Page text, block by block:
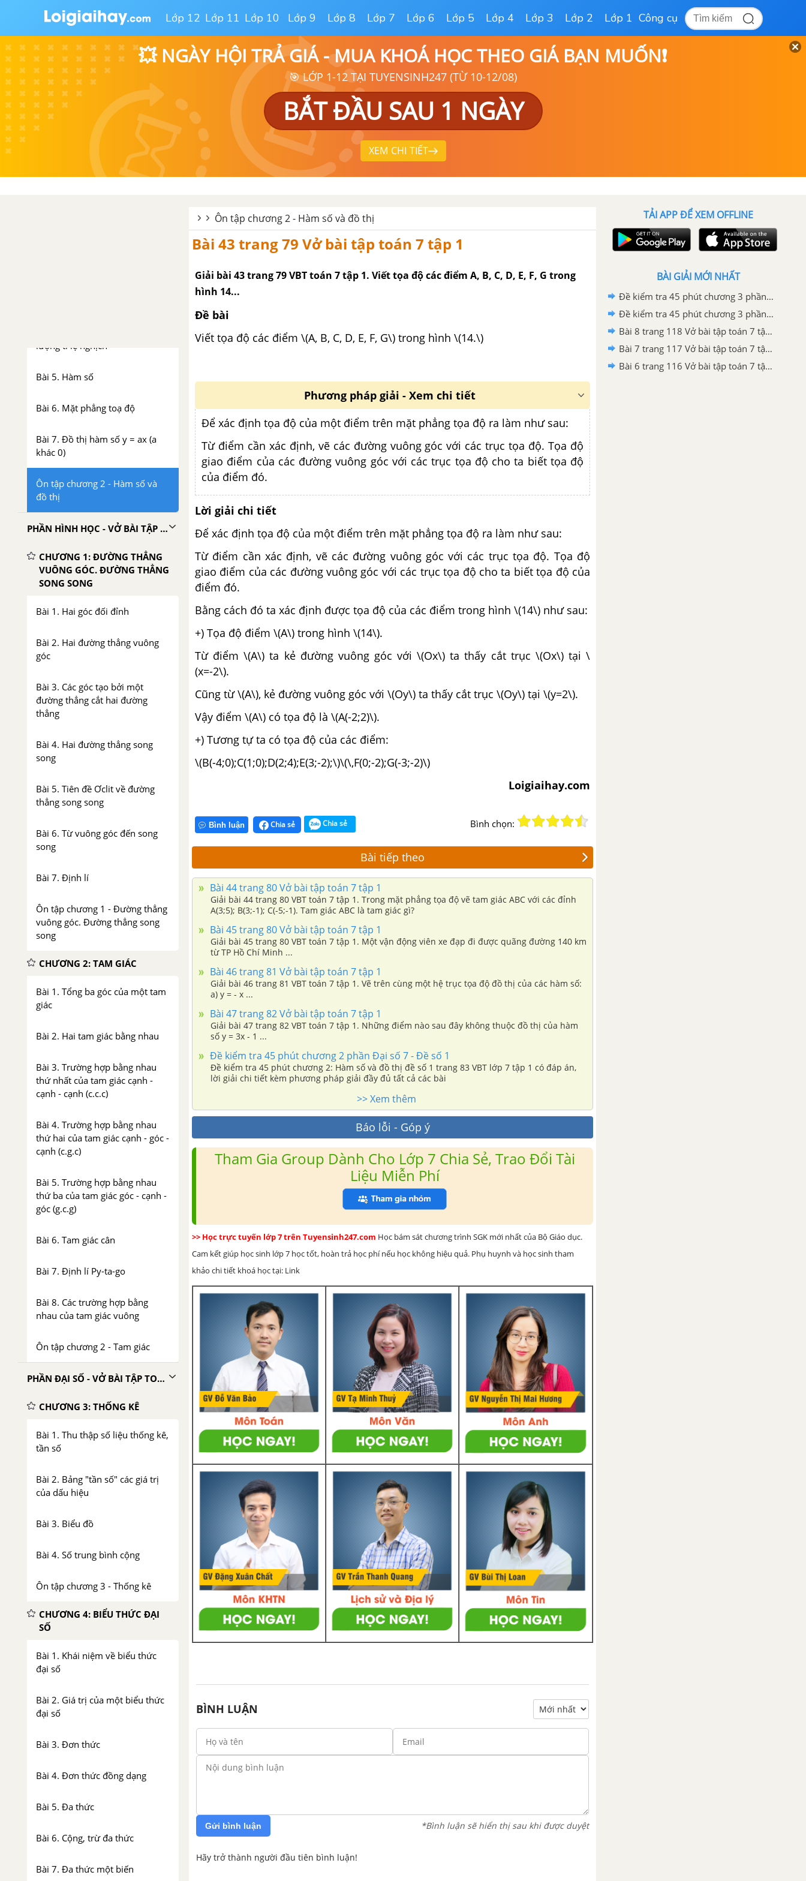
Lớp 12 Lớp 11 Lớp 10 Lớp 9 Lớp 8 Lớp 7 Lớp 6 Lớp 5 Lớp 4 Lớp 3 Lớp 2 Lớp 1 Công cụ
💥 NGÀY HỘI TRẢ GIÁ - MUA KHOÁ HỌC THEO GIÁ BẠN MUỐN❗
🎯 LỚP 1-12 TẠI TUYENSINH247 (TỪ 10-12/08)
BẮT ĐẦU SAU 1 NGÀY
XEM CHI TIẾT
Bài 10. Làm tròn số
Bài 11. Số vô tỉ. Khái niệm về
căn bậc hai
Bài 12. Số thực
Ôn tập chương 1 - Số hữu tỉ - Số
lượng tỉ lệ nghịch
Bài 5. Hàm số
Bài 6. Mặt phẳng toạ độ
Bài 7. Đồ thị hàm số y = ax (a
khác 0)
Ôn tập chương 2 - Hàm số và
đồ thị
PHẦN HÌNH HỌC - VỞ BÀI TẬP TOÁN 7 TẬP 1
CHƯƠNG 1: ĐƯỜNG THẲNG
VUÔNG GÓC. ĐƯỜNG THẲNG
SONG SONG
Bài 1. Hai góc đối đỉnh
Bài 2. Hai đường thẳng vuông
góc
Bài 3. Các góc tạo bởi một
đường thẳng cắt hai đường
thẳng
Bài 4. Hai đường thẳng song
song
Bài 5. Tiên đề Ơclit về đường
thẳng song song
Bài 6. Từ vuông góc đến song
song
Bài 7. Định lí
Ôn tập chương 1 - Đường thẳng
vuông góc. Đường thẳng song
song
CHƯƠNG 2: TAM GIÁC
Bài 1. Tổng ba góc của một tam
giác
Bài 2. Hai tam giác bằng nhau
Bài 3. Trường hợp bằng nhau
thứ nhất của tam giác cạnh -
cạnh - cạnh (c.c.c)
Bài 4. Trường hợp bằng nhau
thứ hai của tam giác cạnh - góc -
cạnh (c.g.c)
Bài 5. Trường hợp bằng nhau
thứ ba của tam giác góc - cạnh -
góc (g.c.g)
Bài 6. Tam giác cân
Bài 7. Định lí Py-ta-go
Bài 8. Các trường hợp bằng
nhau của tam giác vuông
Ôn tập chương 2 - Tam giác
PHẦN ĐẠI SỐ - VỞ BÀI TẬP TOÁN 7 TẬP 2
CHƯƠNG 3: THỐNG KÊ
Bài 1. Thu thập số liệu thống kê,
tần số
Bài 2. Bảng "tần số" các giá trị
của dấu hiệu
Bài 3. Biểu đồ
Bài 4. Số trung bình cộng
Ôn tập chương 3 - Thống kê
CHƯƠNG 4: BIỂU THỨC ĐẠI
SỐ
Bài 1. Khái niệm về biểu thức
đại số
Bài 2. Giá trị của một biểu thức
đại số
Bài 3. Đơn thức
Bài 4. Đơn thức đồng dạng
Bài 5. Đa thức
Bài 6. Cộng, trừ đa thức
Bài 7. Đa thức một biến
Ôn tập chương 2 - Hàm số và đồ thị
Bài 43 trang 79 Vở bài tập toán 7 tập 1
Giải bài 43 trang 79 VBT toán 7 tập 1. Viết tọa độ các điểm A, B, C, D, E, F, G trong
hình 14...
Đề bài
Viết tọa độ các điểm \(A, B, C, D, E, F, G\) trong hình \(14.\)
Phương pháp giải - Xem chi tiết
Để xác định tọa độ của một điểm trên mặt phẳng tọa độ ra làm như sau:
Từ điểm cần xác định, vẽ các đường vuông góc với các trục tọa độ. Tọa độ
giao điểm của các đường vuông góc với các trục tọa độ cho ta biết tọa độ
của điểm đó.
Lời giải chi tiết
Để xác định tọa độ của một điểm trên mặt phẳng tọa độ ra làm như sau:
Từ điểm cần xác định, vẽ các đường vuông góc với các trục tọa độ. Tọa độ
giao điểm của các đường vuông góc với các trục tọa độ cho ta biết tọa độ của
điểm đó.
Bằng cách đó ta xác định được tọa độ của các điểm trong hình \(14\) như sau:
+) Tọa độ điểm \(A\) trong hình \(14\).
Từ điểm \(A\) ta kẻ đường vuông góc với \(Ox\) ta thấy cắt trục \(Ox\) tại \
(x=-2\).
Cũng từ \(A\), kẻ đường vuông góc với \(Oy\) ta thấy cắt trục \(Oy\) tại \(y=2\).
Vậy điểm \(A\) có tọa độ là \(A(-2;2)\).
+) Tương tự ta có tọa độ của các điểm:
\(B(-4;0);C(1;0);D(2;4);E(3;-2);\)\(\,F(0;-2);G(-3;-2)\)
Loigiaihay.com
Bình luận Chia sẻ Chia sẻ Bình chọn:
Bài tiếp theo
Bài 44 trang 80 Vở bài tập toán 7 tập 1
Giải bài 44 trang 80 VBT toán 7 tập 1. Trong mặt phẳng tọa độ vẽ tam giác ABC với các đỉnh
A(3;5); B(3;-1); C(-5;-1). Tam giác ABC là tam giác gì?
Bài 45 trang 80 Vở bài tập toán 7 tập 1
Giải bài 45 trang 80 VBT toán 7 tập 1. Một vận động viên xe đạp đi được quãng đường 140 km
từ TP Hồ Chí Minh ...
Bài 46 trang 81 Vở bài tập toán 7 tập 1
Giải bài 46 trang 81 VBT toán 7 tập 1. Vẽ trên cùng một hệ trục tọa độ đồ thị của các hàm số:
a) y = - x ...
Bài 47 trang 82 Vở bài tập toán 7 tập 1
Giải bài 47 trang 82 VBT toán 7 tập 1. Những điểm nào sau đây không thuộc đồ thị của hàm
số y = 3x - 1 ...
Đề kiểm tra 45 phút chương 2 phần Đại số 7 - Đề số 1
Đề kiểm tra 45 phút chương 2: Hàm số và đồ thị đề số 1 trang 83 VBT lớp 7 tập 1 có đáp án,
lời giải chi tiết kèm phương pháp giải đầy đủ tất cả các bài
>> Xem thêm
Báo lỗi - Góp ý
Tham Gia Group Dành Cho Lớp 7 Chia Sẻ, Trao Đổi Tài
Liệu Miễn Phí
>> Học trực tuyến lớp 7 trên Tuyensinh247.com Học bám sát chương trình SGK mới nhất của Bộ Giáo dục.
Cam kết giúp học sinh lớp 7 học tốt, hoàn trả học phí nếu học không hiệu quả. Phụ huynh và học sinh tham
khảo chi tiết khoá học tại: Link
BÌNH LUẬN
Gửi bình luận *Bình luận sẽ hiển thị sau khi được duyệt
Hãy trở thành người đầu tiên bình luận!
TẢI APP ĐỂ XEM OFFLINE
BÀI GIẢI MỚI NHẤT
Đề kiểm tra 45 phút chương 3 phần Hình học 7 - Đề số 2
Đề kiểm tra 45 phút chương 3 phần Hình học 7 - Đề số 1
Bài 8 trang 118 Vở bài tập toán 7 tập 2
Bài 7 trang 117 Vở bài tập toán 7 tập 2
Bài 6 trang 116 Vở bài tập toán 7 tập 2